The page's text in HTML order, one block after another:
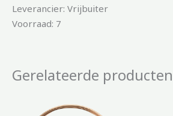
Leverancier: Vrijbuiter
Voorraad: 7
Gerelateerde producten